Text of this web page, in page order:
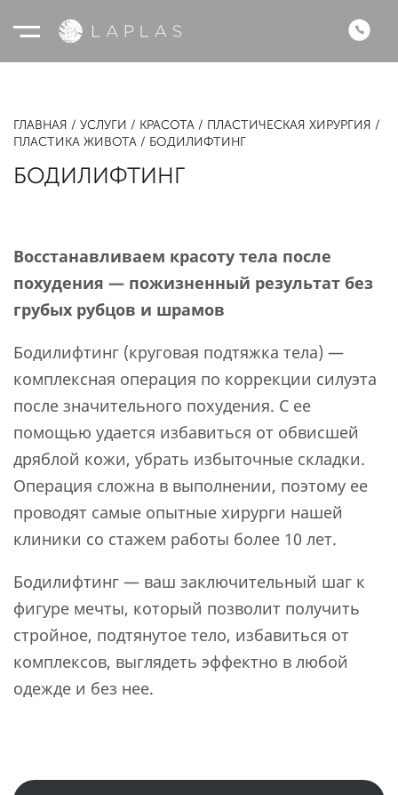
ГЛАВНАЯ УСЛУГИ КРАСОТА
ПЛАСТИЧЕСКАЯ ХИРУРГИЯ
ПЛАСТИКА ЖИВОТА
БОДИЛИФТИНГ
БОДИЛИФТИНГ
Восстанавливаем красоту тела после
похудения — пожизненный результат без
грубых рубцов и шрамов
Бодилифтинг (круговая подтяжка тела) —
комплексная операция по коррекции силуэта
после значительного похудения. С ее
помощью удается избавиться от обвисшей
дряблой кожи, убрать избыточные складки.
Операция сложна в выполнении, поэтому ее
проводят самые опытные хирурги нашей
клиники со стажем работы более 10 лет.
Бодилифтинг — ваш заключительный шаг к
фигуре мечты, который позволит получить
стройное, подтянутое тело, избавиться от
комплексов, выглядеть эффектно в любой
одежде и без нее.